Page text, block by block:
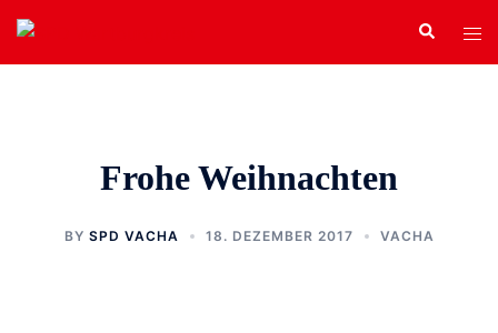
Zum
Inhalt
springen
Search
Frohe Weihnachten
BY SPD VACHA 18. DEZEMBER 2017 VACHA